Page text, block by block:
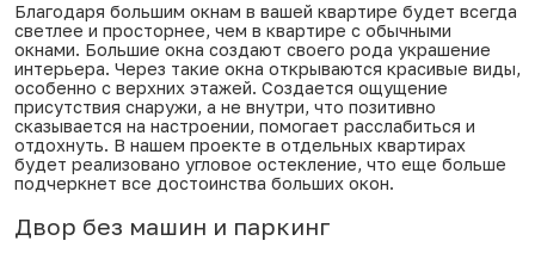
Благодаря большим окнам в вашей квартире будет всегда
светлее и просторнее, чем в квартире с обычными
окнами. Большие окна создают своего рода украшение
интерьера. Через такие окна открываются красивые виды,
особенно с верхних этажей. Создается ощущение
присутствия снаружи, а не внутри, что позитивно
сказывается на настроении, помогает расслабиться и
отдохнуть. В нашем проекте в отдельных квартирах
будет реализовано угловое остекление, что еще больше
подчеркнет все достоинства больших окон.
Двор без машин и паркинг